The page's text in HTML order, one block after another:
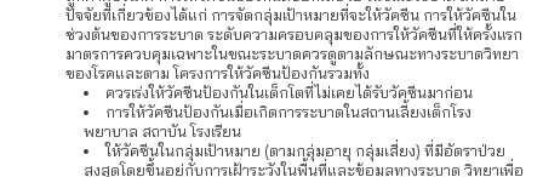
ปัจจัยที่เกี่ยวข้องได้แก่ การจัดกลุ่มเป้าหมายที่จะให้วัคซีน การให้วัคซีนใน
ช่วงต้นของการระบาด ระดับความครอบคลุมของการให้วัคซีนที่ให้ครั้งแรก
มาตรการควบคุมเฉพาะในขณะระบาดควรดูตามลักษณะทางระบาดวิทยา
ของโรคและตาม โครงการให้วัคซีนป้องกันรวมทั้ง
ควรเร่งให้วัคซีนป้องกันในเด็กโตที่ไม่เคยได้รับวัคซีนมาก่อน
การให้วัคซีนป้องกันเมื่อเกิดการระบาดในสถานเลี้ยงเด็กโรง
พยาบาล สถาบัน โรงเรียน
ให้วัคซีนในกลุ่มเป้าหมาย (ตามกลุ่มอายุ กลุ่มเสี่ยง) ที่มีอัตราป่วย
สูงสุดโดยขึ้นอยู่กับการเฝ้าระวังในพื้นที่และข้อมูลทางระบาด วิทยาเพื่อ